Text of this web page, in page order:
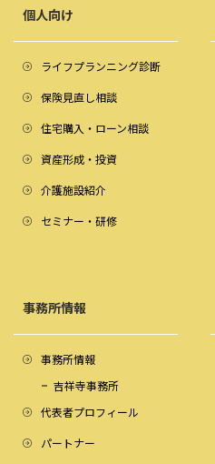
個人向け
ライフプランニング診断
保険見直し相談
住宅購入・ローン相談
資産形成・投資
介護施設紹介
セミナー・研修
事務所情報
事務所情報
吉祥寺事務所
代表者プロフィール
パートナー